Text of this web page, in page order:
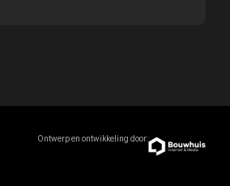
Ontwerp en ontwikkeling door: